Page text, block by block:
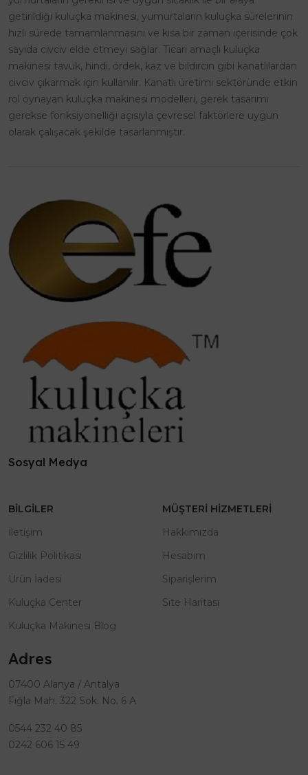
getirildiği kuluçka makinesi, yumurtaların kuluçka sürelerinin
hızlı sürede tamamlanmasını ve kısa bir zaman içerisinde çok
sayıda civciv elde etmeyi sağlar. Ticari amaçlı kuluçka
makinesi tavuk, hindi, ördek, kaz ve bıldırcın gibi kanatlılardan
civciv çıkarmak için kullanılır. Kanatlı üretimi sektöründe etkin
rol oynayan kuluçka makinesi modelleri, gerek tasarımı
gerekse fonksiyonelliği açısıyla çevresel faktörlere uygun
olarak çalışacak şekilde tasarlanmıştır.
Sosyal Medya
BILGILER
İletişim
Gizlilik Politikası
Ürün İadesi
Kuluçka Center
Kuluçka Makinesi Blog
MÜŞTERI HIZMETLERI
Hakkımızda
Hesabım
Siparişlerim
Site Haritası
Adres
07400 Alanya / Antalya
Fığla Mah. 322 Sok. No. 6 A
0544 232 40 85
0242 606 15 49